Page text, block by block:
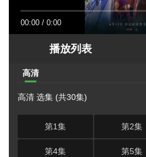
00:00 / 0:00
播放列表
高清
高清 选集 (共30集)
第1集 第2集
第4集 第5集